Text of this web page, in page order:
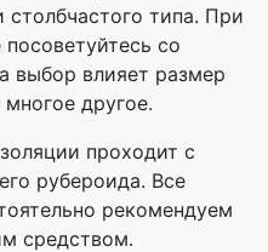
столбчастого типа. При
со
выбор влияет размер
другое.
проходит с
рубероида. Все
рекомендуем
средством.